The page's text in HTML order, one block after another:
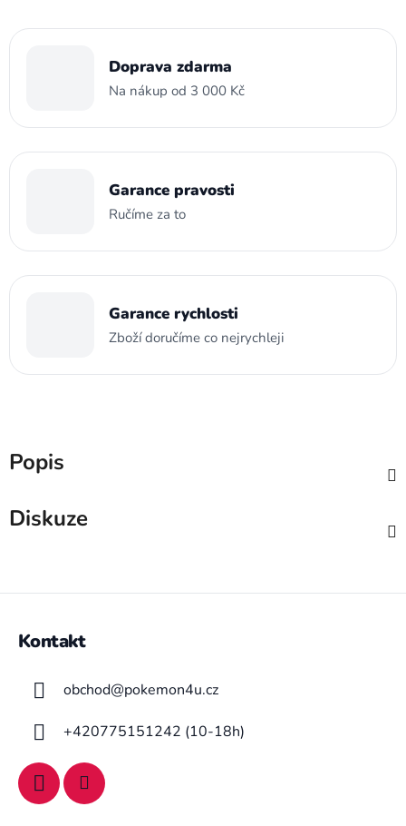
Doprava zdarma
Na nákup od 3 000 Kč
Garance pravosti
Ručíme za to
Garance rychlosti
Zboží doručíme co nejrychleji
Popis
Diskuze
Kontakt
obchod@pokemon4u.cz
+420775151242 (10-18h)